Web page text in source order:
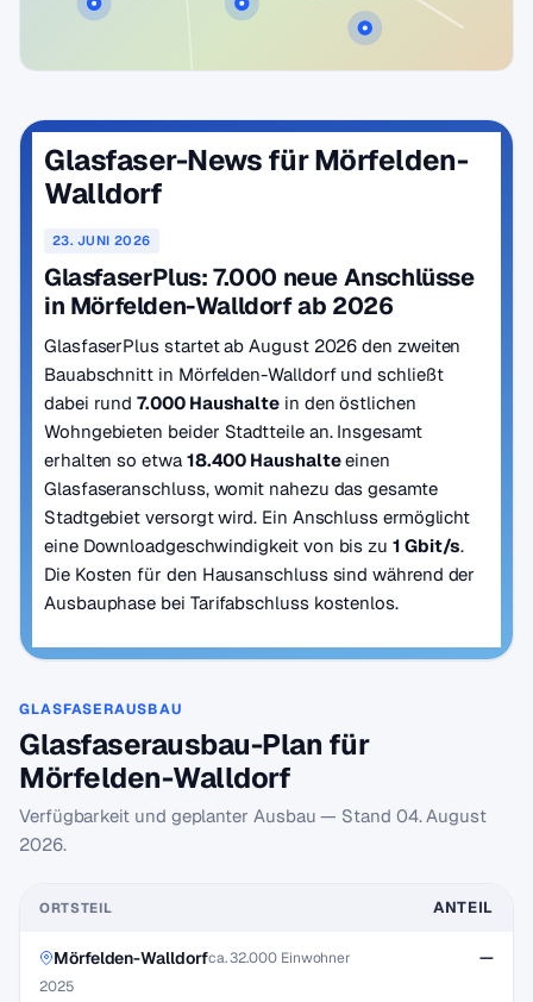
Glasfaser-News für Mörfelden-
Walldorf
23. JUNI 2026
GlasfaserPlus: 7.000 neue Anschlüsse
in Mörfelden-Walldorf ab 2026
GlasfaserPlus startet ab August 2026 den zweiten
Bauabschnitt in Mörfelden-Walldorf und schließt
dabei rund7.000 Haushalte in den östlichen
Wohngebieten beider Stadtteile an. Insgesamt
erhalten so etwa 18.400 Haushalteeinen
Glasfaseranschluss, womit nahezu das gesamte
Stadtgebiet versorgt wird. Ein Anschluss ermöglicht
eine Downloadgeschwindigkeit von bis zu 1 Gbit/s.
Die Kosten für den Hausanschluss sind während der
Ausbauphase bei Tarifabschluss kostenlos.
GLASFASERAUSBAU
Glasfaserausbau-Plan für
Mörfelden-Walldorf
Verfügbarkeit und geplanter Ausbau — Stand 04. August
2026.
ORTSTEIL ANTEIL
Mörfelden-Walldorfca. 32.000 Einwohner
2025
—